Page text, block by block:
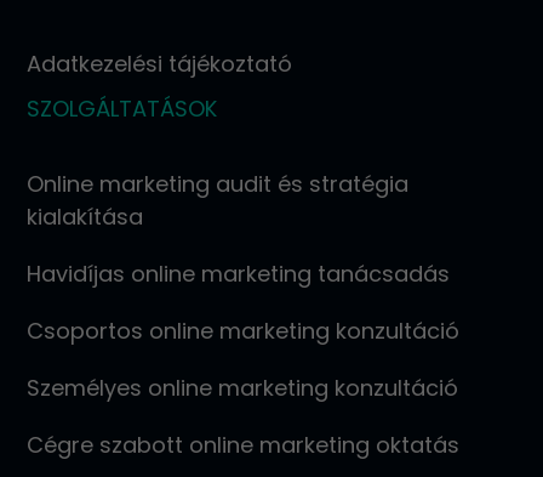
Adatkezelési tájékoztató
SZOLGÁLTATÁSOK
Online marketing audit és stratégia
kialakítása
Havidíjas online marketing tanácsadás
Csoportos online marketing konzultáció
Személyes online marketing konzultáció
Cégre szabott online marketing oktatás